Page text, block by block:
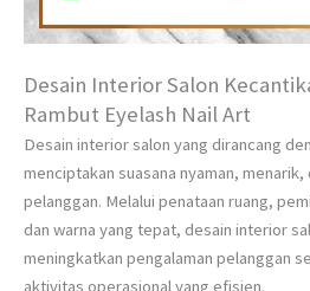
Desain Interior Salon
Rambut Eyelash Nail Art
Desain interior salon yang dirancang
menciptakan suasana nyaman,
pelanggan. Melalui penataan ruang,
dan warna yang tepat, desain interior
meningkatkan pengalaman pelanggan
aktivitas operasional yang efisien.